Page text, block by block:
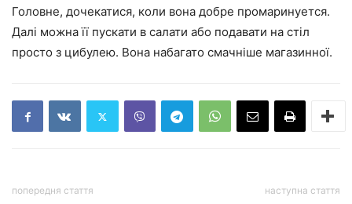
Головне, дочекатися, коли вона добре промаринуется.
Далі можна її пускати в салати або подавати на стіл
просто з цибулею. Вона набагато смачніше магазинної.
попередня стаття наступна стаття